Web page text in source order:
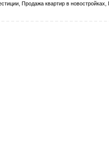
Продажа квартир в